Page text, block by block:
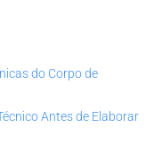
do Corpo de
Antes de Elaborar